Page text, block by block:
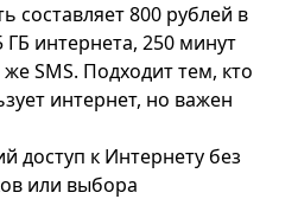
составляет 800 рублей в
интернета, 250 минут
SMS. Подходит тем, кто
интернет, но важен
доступ к Интернету без
или выбора